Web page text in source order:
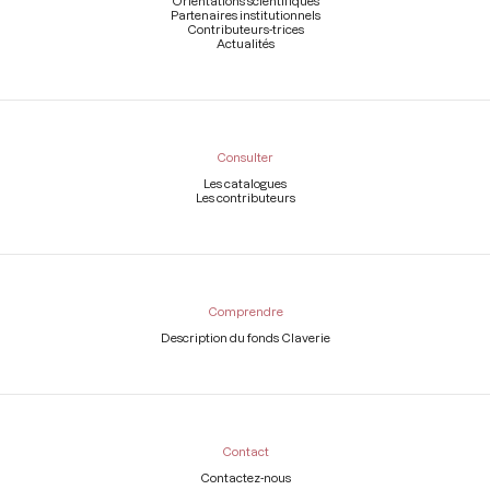
Partenaires institutionnels
Contributeurs-trices
Actualités
Consulter
Les catalogues
Les contributeurs
Comprendre
Description du fonds Claverie
Contact
Contactez-nous